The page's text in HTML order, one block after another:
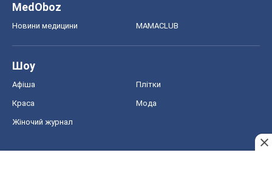
MedOboz
Новини медицини MAMACLUB
Шоу
Афіша Плітки
Краса Мода
Жіночий журнал